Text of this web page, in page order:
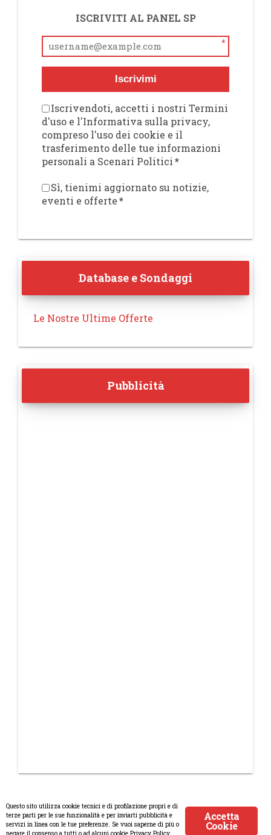
ISCRIVITI AL PANEL SP
*
Iscrivimi
Iscrivendoti, accetti i nostri Termini
d'uso e l'Informativa sulla privacy,
compreso l'uso dei cookie e il
trasferimento delle tue informazioni
personali a Scenari Politici*
Sì, tienimi aggiornato su notizie,
eventi e offerte*
Database e Sondaggi
Le Nostre Ultime Offerte
Pubblicità
© Copyright 2008-2017 Scenaripolitici.com - Tutti i diritti riservati.
Accetta
Cookie
Questo sito utilizza cookie tecnici e di profilazione propri e di
terze parti per le sue funzionalità e per inviarti pubblicità e
servizi in linea con le tue preferenze. Se vuoi saperne di più o
negare il consenso a tutti o ad alcuni cookie Privacy Policy.